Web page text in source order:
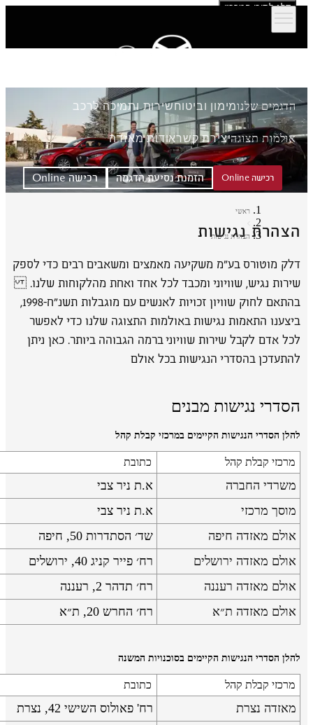
דלג לתוכן המרכזי
הדגמים שלנומימון וביטוחשירות ותמיכה לרכב
אולמות תצוגהיצירת קשראודות מאזדה
רכישה Online הזמנת נסיעת הדגמה רכישה Online
ראשי
הצהרת נגישות
הצהרת נגישות
דלק מוטורס בע"מ משקיעה מאמצים ומשאבים רבים כדי לספק
שירות נגיש, שוויוני ומכבד לכל אחד ואחת מהלקוחות שלנו.
בהתאם לחוק שוויון זכויות לאנשים עם מוגבלות תשנ״ח-1998,
ביצענו התאמות נגישות באולמות התצוגה שלנו כדי לאפשר
לכל אדם לקבל שירות שוויוני ברמה הגבוהה ביותר. כאן ניתן
להתעדכן בהסדרי הנגישות בכל אולם
הסדרי נגישות מבנים
להלן הסדרי הנגישות הקיימים במרכזי קבלת קהל
מרכזי קבלת קהל כתובת
משרדי החברה
א.ת ניר צבי
מוסך מרכזי
א.ת ניר צבי
אולם מאזדה חיפה
שד׳ הסתדרות 50, חיפה
אולם מאזדה ירושלים
רח׳ פייר קניג 40, ירושלים
אולם מאזדה רעננה
רח׳ תדהר 2, רעננה
אולם מאזדה ת״א
רח׳ החרש 20, ת״א
להלן הסדרי הנגישות הקיימים בסוכנויות המשנה
מרכזי קבלת קהל כתובת
מאזדה נצרת
רח' פאולוס השישי 42, נצרת